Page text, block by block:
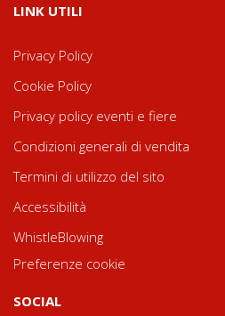
LINK UTILI
Privacy Policy
Cookie Policy
Privacy policy eventi e fiere
Condizioni generali di vendita
Termini di utilizzo del sito
Accessibilità
WhistleBlowing
Preferenze cookie
SOCIAL